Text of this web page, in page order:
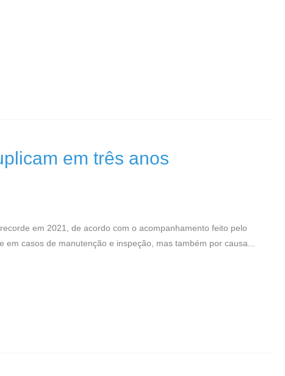
em três anos
em 2021, de acordo com o acompanhamento feito pelo
casos de manutenção e inspeção, mas também por causa...